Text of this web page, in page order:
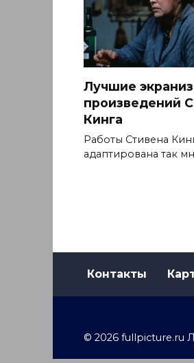
Лучшие
произведений
Кинга
Работы Стивена
адаптирована так
Контакты
© 2026 fullpicture.ru